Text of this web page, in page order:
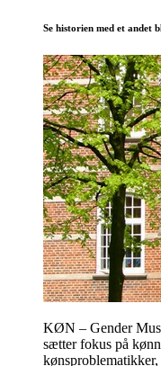
Se historien med et andet
KØN – Gender
sætter fokus på